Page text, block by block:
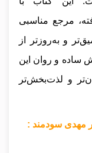
مرجع مناسبی
و به‌روزتر از
ساده و روان این
و لذت‌بخش‌تر